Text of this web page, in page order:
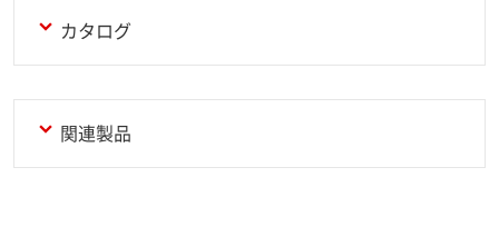
カタログ
関連製品